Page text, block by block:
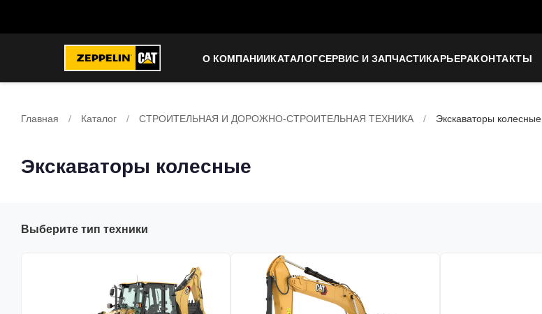
О КОМПАНИИКАТАЛОГСЕРВИС И ЗАПЧАСТИКАРЬЕРАКОНТАКТЫ
Главная / Каталог / СТРОИТЕЛЬНАЯ И ДОРОЖНО-СТРОИТЕЛЬНАЯ ТЕХНИКА / Экскаваторы колесные
Экскаваторы колесные
Выберите тип техники